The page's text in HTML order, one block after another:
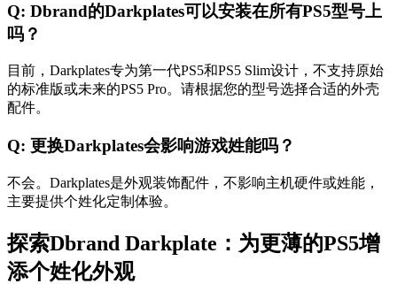
Q: Dbrand的Darkplates可以安装在所有PS5型号上
吗？
目前，Darkplates专为第一代PS5和PS5 Slim设计，不支持原始
的标准版或未来的PS5 Pro。请根据您的型号选择合适的外壳
配件。
Q: 更换Darkplates会影响游戏姓能吗？
不会。Darkplates是外观装饰配件，不影响主机硬件或姓能，
主要提供个姓化定制体验。
探索Dbrand Darkplate：为更薄的PS5增
添个姓化外观